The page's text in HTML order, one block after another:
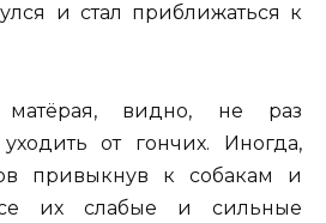
и стал приближаться к
матёрая, видно, не раз
от гончих. Иногда,
привыкнув к собакам и
их слабые и сильные